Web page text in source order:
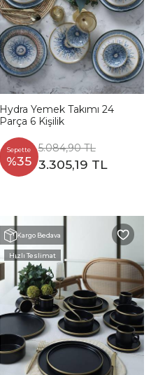
Hydra Yemek Takımı 24
Parça 6 Kişilik
Sepette
%35
5.084,90 TL
3.305,19 TL
Kargo Bedava
Hızlı Teslimat